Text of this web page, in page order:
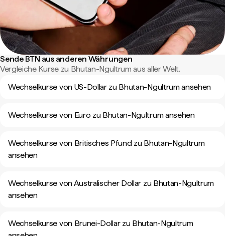
Sende BTN aus anderen Währungen
Vergleiche Kurse zu Bhutan-Ngultrum aus aller Welt.
Wechselkurse von US-Dollar zu Bhutan-Ngultrum ansehen
Wechselkurse von Euro zu Bhutan-Ngultrum ansehen
Wechselkurse von Britisches Pfund zu Bhutan-Ngultrum
ansehen
Wechselkurse von Australischer Dollar zu Bhutan-Ngultrum
ansehen
Wechselkurse von Brunei-Dollar zu Bhutan-Ngultrum